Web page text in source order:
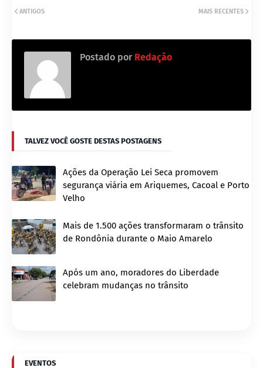
MAIS RECENTES
ANTIGOS
Postado por Redação
TALVEZ VOCÊ GOSTE DESTAS POSTAGENS
Ações da Operação Lei Seca promovem
segurança viária em Ariquemes, Cacoal e Porto
Velho
Mais de 1.500 ações transformaram o trânsito
de Rondônia durante o Maio Amarelo
Após um ano, moradores do Liberdade
celebram mudanças no trânsito
EVENTOS